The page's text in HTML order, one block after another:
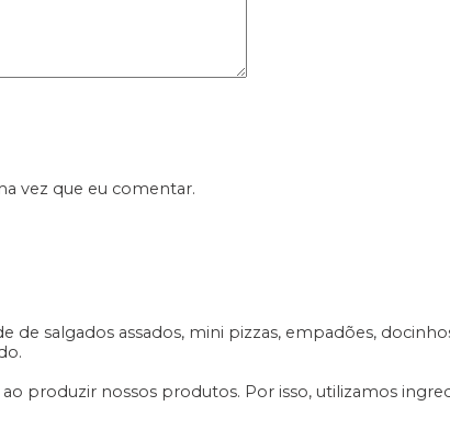
vez que eu comentar.
de salgados assados, mini pizzas, empadões,
produzir nossos produtos. Por isso, utilizamos